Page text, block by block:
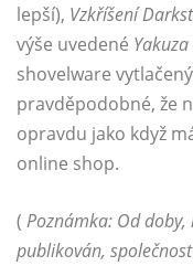
lepší), Vzkříšení
výše uvedené
shovelware
pravděpodobné, že
opravdu jako když
online shop.
( Poznámka: Od
publikován,